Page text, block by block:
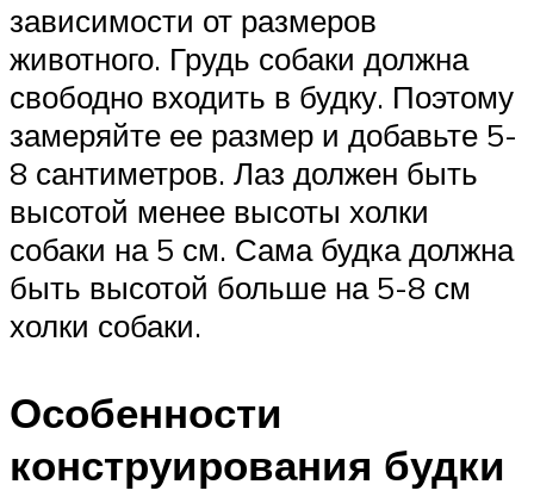
зависимости от размеров
животного. Грудь собаки должна
свободно входить в будку. Поэтому
замеряйте ее размер и добавьте 5-
8 сантиметров. Лаз должен быть
высотой менее высоты холки
собаки на 5 см. Сама будка должна
быть высотой больше на 5-8 см
холки собаки.
Особенности
конструирования будки